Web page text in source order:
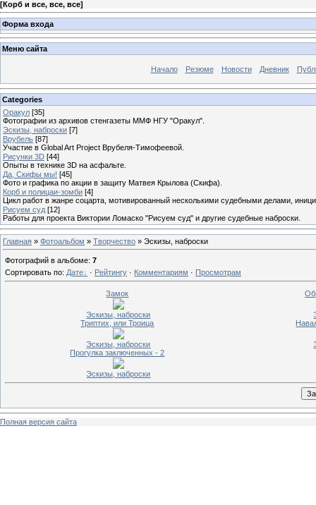
[Корб и все, все, все]
Форма входа
Меню сайта
Начало Резюме Новости Дневник
Categories
Оракул [35]
Фотографии из архивов стенгазеты ММФ НГУ "Оракул".
Эскизы, наброски [7]
Врубель [87]
Участие в Global Art Project Врубеля-Тимофеевой.
Рисунки 3D [44]
Опыты в технике 3D на асфальте.
Да, Скифы мы! [45]
Фото и графика по акции в защиту Матвея Крылова (Скифа).
Корб и полицаи-зомби [4]
Цикл работ в жанре соцарта, мотивированный несколькими судебными делами,
Рисуем суд [12]
Работы для проекта Виктории Ломаско "Рисуем суд" и другие судебные наброски.
Главная » Фотоальбом » Творчество » Эскизы, наброски
Фотографий в альбоме: 7
Сортировать по: Дате · Рейтингу · Комментариям · Просмотрам
Замок
Эскизы, наброски
Триптих, или Троица
Эскизы, наброски
Прогулка заключенных - 2
Эскизы, наброски
Полная версия сайта